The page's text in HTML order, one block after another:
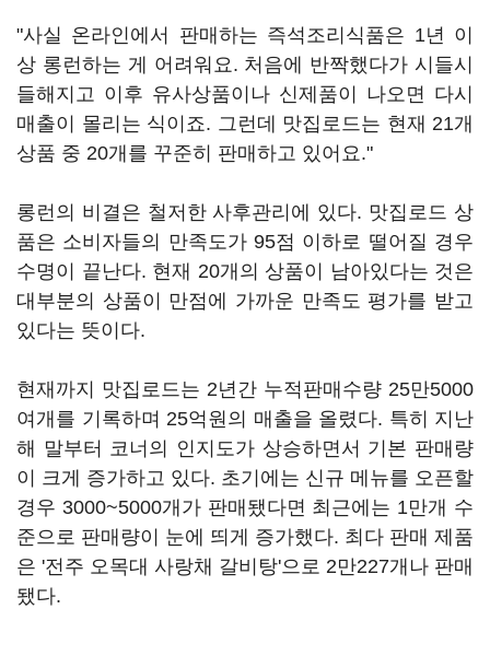
"사실 온라인에서 판매하는 즉석조리식품은 1년 이
상 롱런하는 게 어려워요. 처음에 반짝했다가 시들시
들해지고 이후 유사상품이나 신제품이 나오면 다시
매출이 몰리는 식이죠. 그런데 맛집로드는 현재 21개
상품 중 20개를 꾸준히 판매하고 있어요."
롱런의 비결은 철저한 사후관리에 있다. 맛집로드 상
품은 소비자들의 만족도가 95점 이하로 떨어질 경우
수명이 끝난다. 현재 20개의 상품이 남아있다는 것은
대부분의 상품이 만점에 가까운 만족도 평가를 받고
있다는 뜻이다.
현재까지 맛집로드는 2년간 누적판매수량 25만5000
여개를 기록하며 25억원의 매출을 올렸다. 특히 지난
해 말부터 코너의 인지도가 상승하면서 기본 판매량
이 크게 증가하고 있다. 초기에는 신규 메뉴를 오픈할
경우 3000~5000개가 판매됐다면 최근에는 1만개 수
준으로 판매량이 눈에 띄게 증가했다. 최다 판매 제품
은 '전주 오목대 사랑채 갈비탕'으로 2만227개나 판매
됐다.